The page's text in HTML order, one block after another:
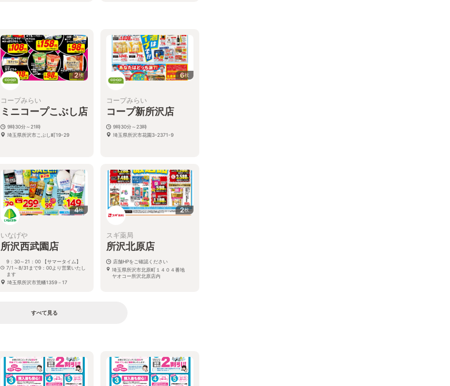
2枚
コープみらい
ミニコープこぶし店
9時30分～21時
埼玉県所沢市こぶし町19-29
6枚
コープみらい
コープ新所沢店
9時30分～23時
埼玉県所沢市花園3-2371-9
4枚
いなげや
所沢西武園店
9：30～21：00 【サマータイム】
7/1～8/31まで9：00より営業いたし
ます
埼玉県所沢市荒幡1359－17
2枚
スギ薬局
所沢北原店
店舗HPをご確認ください
埼玉県所沢市北原町１４０４番地
ヤオコー所沢北原店内
すべて見る